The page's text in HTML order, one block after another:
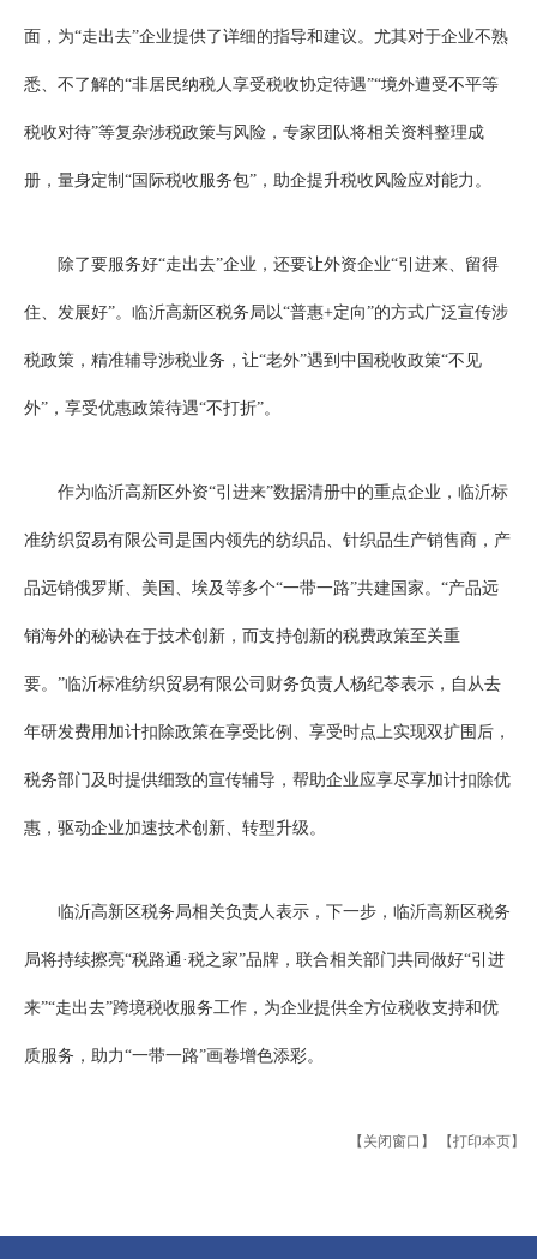
面，为“走出去”企业提供了详细的指导和建议。尤其对于企业不熟
悉、不了解的“非居民纳税人享受税收协定待遇”“境外遭受不平等
税收对待”等复杂涉税政策与风险，专家团队将相关资料整理成
册，量身定制“国际税收服务包”，助企提升税收风险应对能力。
除了要服务好“走出去”企业，还要让外资企业“引进来、留得
住、发展好”。临沂高新区税务局以“普惠+定向”的方式广泛宣传涉
税政策，精准辅导涉税业务，让“老外”遇到中国税收政策“不见
外”，享受优惠政策待遇“不打折”。
作为临沂高新区外资“引进来”数据清册中的重点企业，临沂标
准纺织贸易有限公司是国内领先的纺织品、针织品生产销售商，产
品远销俄罗斯、美国、埃及等多个“一带一路”共建国家。“产品远
销海外的秘诀在于技术创新，而支持创新的税费政策至关重
要。”临沂标准纺织贸易有限公司财务负责人杨纪苓表示，自从去
年研发费用加计扣除政策在享受比例、享受时点上实现双扩围后，
税务部门及时提供细致的宣传辅导，帮助企业应享尽享加计扣除优
惠，驱动企业加速技术创新、转型升级。
临沂高新区税务局相关负责人表示，下一步，临沂高新区税务
局将持续擦亮“税路通·税之家”品牌，联合相关部门共同做好“引进
来”“走出去”跨境税收服务工作，为企业提供全方位税收支持和优
质服务，助力“一带一路”画卷增色添彩。
【关闭窗口】 【打印本页】